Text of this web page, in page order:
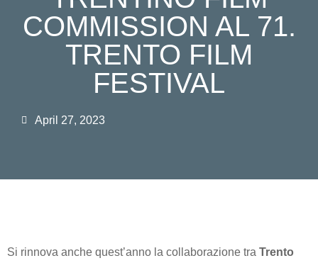
COMMISSION AL 71.
TRENTO FILM
FESTIVAL
April 27, 2023
Si rinnova anche quest’anno la collaborazione tra Trento